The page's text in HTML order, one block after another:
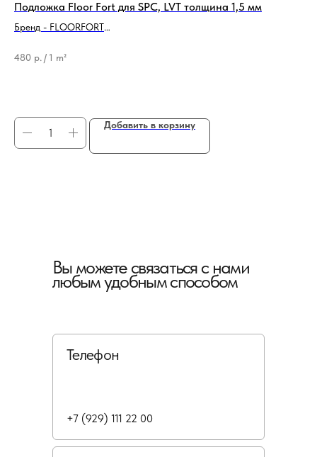
Подложка Floor Fort для SPC, LVT толщина 1,5 мм
Бренд - FLOORFORT
480 р. / 1 m²
Добавить в корзину
Вы можете связаться с нами
любым удобным способом
Телефон
+7 (929) 111 22 00